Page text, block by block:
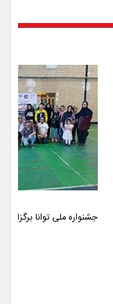
جشنواره ملی توانا برگزار شد